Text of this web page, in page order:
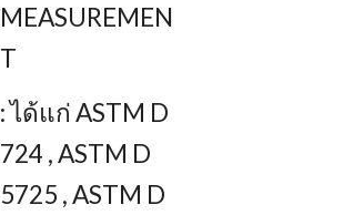
MEASUREMEN
T
: ได้แก่ ASTM D
724 , ASTM D
5725 , ASTM D